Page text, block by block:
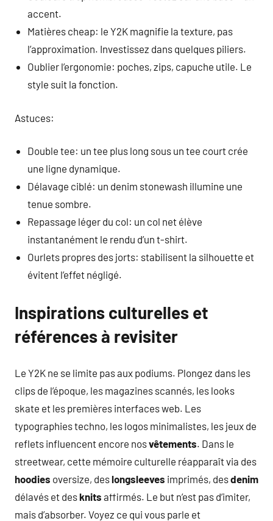
accent.
Matières cheap: le Y2K magnifie la texture, pas
l’approximation. Investissez dans quelques piliers.
Oublier l’ergonomie: poches, zips, capuche utile. Le
style suit la fonction.
Astuces:
Double tee: un tee plus long sous un tee court crée
une ligne dynamique.
Délavage ciblé: un denim stonewash illumine une
tenue sombre.
Repassage léger du col: un col net élève
instantanément le rendu d’un t-shirt.
Ourlets propres des jorts: stabilisent la silhouette et
évitent l’effet négligé.
Inspirations culturelles et
références à revisiter
Le Y2K ne se limite pas aux podiums. Plongez dans les
clips de l’époque, les magazines scannés, les looks
skate et les premières interfaces web. Les
typographies techno, les logos minimalistes, les jeux de
reflets influencent encore nosvêtements. Dans le
streetwear, cette mémoire culturelle réapparaît via des
hoodies oversize, deslongsleeves imprimés, desdenim
délavés et desknits affirmés. Le but n’est pas d’imiter,
mais d’absorber. Voyez ce qui vous parle et